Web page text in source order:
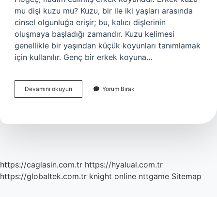
mu dişi kuzu mu? Kuzu, bir ile iki yaşları arasında
cinsel olgunluğa erişir; bu, kalıcı dişlerinin
oluşmaya başladığı zamandır. Kuzu kelimesi
genellikle bir yaşından küçük koyunları tanımlamak
için kullanılır. Genç bir erkek koyuna…
Devamını okuyun
Kuzu
Yorum Bırak
https://caglasin.com.tr https://hyalual.com.tr
https://globaltek.com.tr knight online nttgame Sitemap